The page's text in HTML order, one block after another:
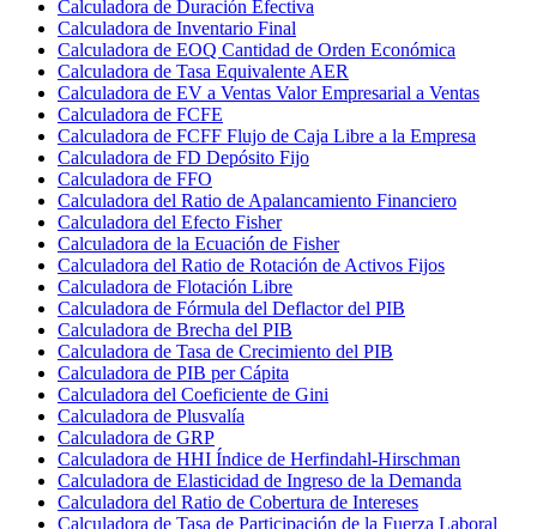
Calculadora de Duración Efectiva
Calculadora de Inventario Final
Calculadora de EOQ Cantidad de Orden Económica
Calculadora de Tasa Equivalente AER
Calculadora de EV a Ventas Valor Empresarial a Ventas
Calculadora de FCFE
Calculadora de FCFF Flujo de Caja Libre a la Empresa
Calculadora de FD Depósito Fijo
Calculadora de FFO
Calculadora del Ratio de Apalancamiento Financiero
Calculadora del Efecto Fisher
Calculadora de la Ecuación de Fisher
Calculadora del Ratio de Rotación de Activos Fijos
Calculadora de Flotación Libre
Calculadora de Fórmula del Deflactor del PIB
Calculadora de Brecha del PIB
Calculadora de Tasa de Crecimiento del PIB
Calculadora de PIB per Cápita
Calculadora del Coeficiente de Gini
Calculadora de Plusvalía
Calculadora de GRP
Calculadora de HHI Índice de Herfindahl-Hirschman
Calculadora de Elasticidad de Ingreso de la Demanda
Calculadora del Ratio de Cobertura de Intereses
Calculadora de Tasa de Participación de la Fuerza Laboral